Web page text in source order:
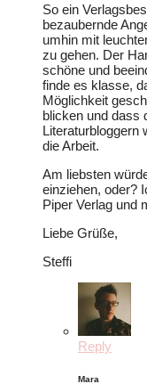
So ein
bezaubernde
umhin mit
zu gehen. Der
schöne und
finde es klasse,
Möglichkeit
blicken und dass
Literaturbloggern
die Arbeit.
Am liebsten
einziehen, oder?
Piper Verlag und
Liebe Grüße,
Steffi
Reply
Mara